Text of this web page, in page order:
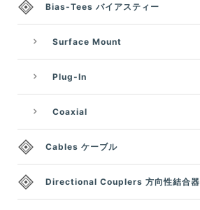
Bias-Tees バイアスティー
Surface Mount
Plug-In
Coaxial
Cables ケーブル
Directional Couplers 方向性結合器